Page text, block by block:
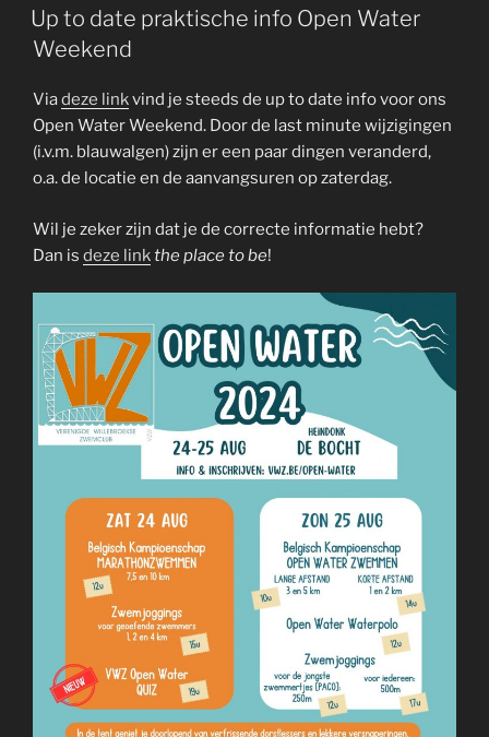
OP
Up to date praktische info Open Water
Weekend
Viadeze linkvind je steeds de up to date info voor ons
Open Water Weekend. Door de last minute wijzigingen
(i.v.m. blauwalgen) zijn er een paar dingen veranderd,
o.a. de locatie en de aanvangsuren op zaterdag.
Wil je zeker zijn dat je de correcte informatie hebt?
Dan is deze linkthe place to be!